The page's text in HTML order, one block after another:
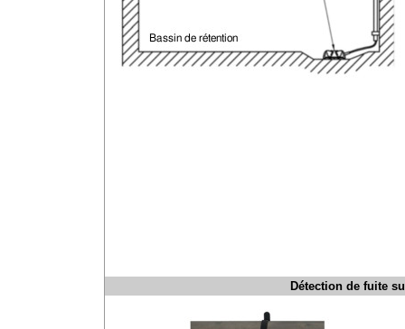
Détection de fuite